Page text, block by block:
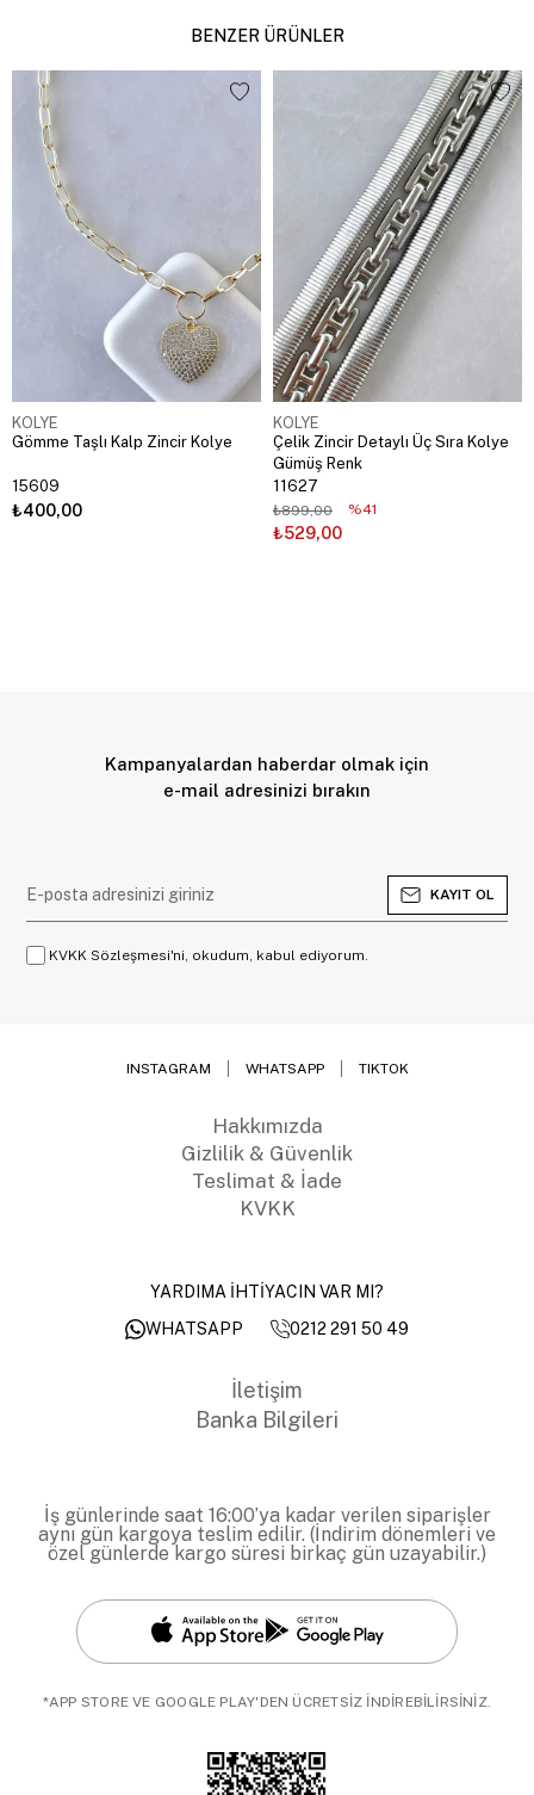
BENZER ÜRÜNLER
KOLYE
Gömme Taşlı Kalp Zincir Kolye
15609
₺400,00
KOLYE
Çelik Zincir Detaylı Üç Sıra Kolye
Gümüş Renk
11627
₺529,00
₺899,00 %41
Kampanyalardan haberdar olmak için
e-mail adresinizi bırakın
KAYIT OL
KVKK Sözleşmesi'ni, okudum, kabul ediyorum.
INSTAGRAM WHATSAPP TIKTOK
Hakkımızda
Gizlilik & Güvenlik
Teslimat & İade
KVKK
YARDIMA İHTİYACIN VAR MI?
WHATSAPP
0212 291 50 49
İletişim
Banka Bilgileri
İş günlerinde saat 16:00’ya kadar verilen siparişler
aynı gün kargoya teslim edilir. (İndirim dönemleri ve
özel günlerde kargo süresi birkaç gün uzayabilir.)
*APP STORE VE GOOGLE PLAY'DEN ÜCRETSİZ İNDİREBİLİRSİNİZ.